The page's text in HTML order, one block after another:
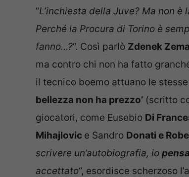
“L’inchiesta della Juve? Ma non
Perché la Procura di Torino è
fanno…?“. Così parlò Zdenek
ma contro chi non ha fatto
il tecnico boemo attuano le
bellezza non ha prezzo’ (scritto
giocatori, come Eusebio Di
Mihajlovic e Sandro Donati e
scrivere un’autobiografia, io
accettato“, esordisce scherzoso